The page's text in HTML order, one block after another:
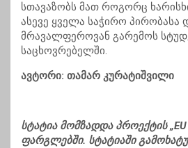
სთავაზობს მათ როგორც
ასევე ყველა საჭირო პირობასა
მრავალფეროვან გარემოს
საცხოვრებელში.
ავტორი: თამარ კურატიშვილი
სტატია მომზადდა პროექტის „EU
ფარგლებში. სტატიაში